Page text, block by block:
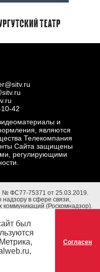
42
и
являются
Телекомпания
Сайта защищены
регулирующими
№ ФС77-75371 от 25.03.2019.
в сфере связи,
(Роскомнадзор).
ХМАО - Югра, г. Сургут, ул.
Чубенко В.Л.
был
Согласен